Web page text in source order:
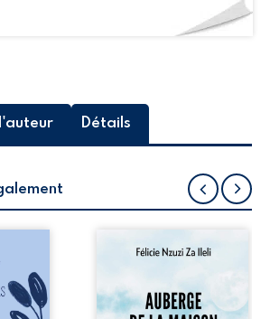
Détails
la
six
Auberge de la
récit-témoignage
consacré au